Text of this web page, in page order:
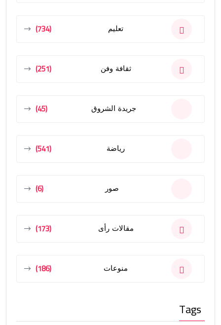
تعليم (734)
ثقافة وفن (251)
جريدة الشروق (45)
رياضة (541)
صور (6)
مقالات رأى (173)
منوعات (186)
Tags